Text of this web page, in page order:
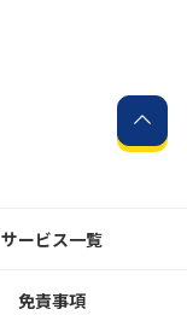
サービス一覧
免責事項